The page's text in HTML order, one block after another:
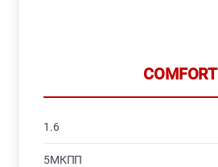
COMFORT
1.6
5МКПП